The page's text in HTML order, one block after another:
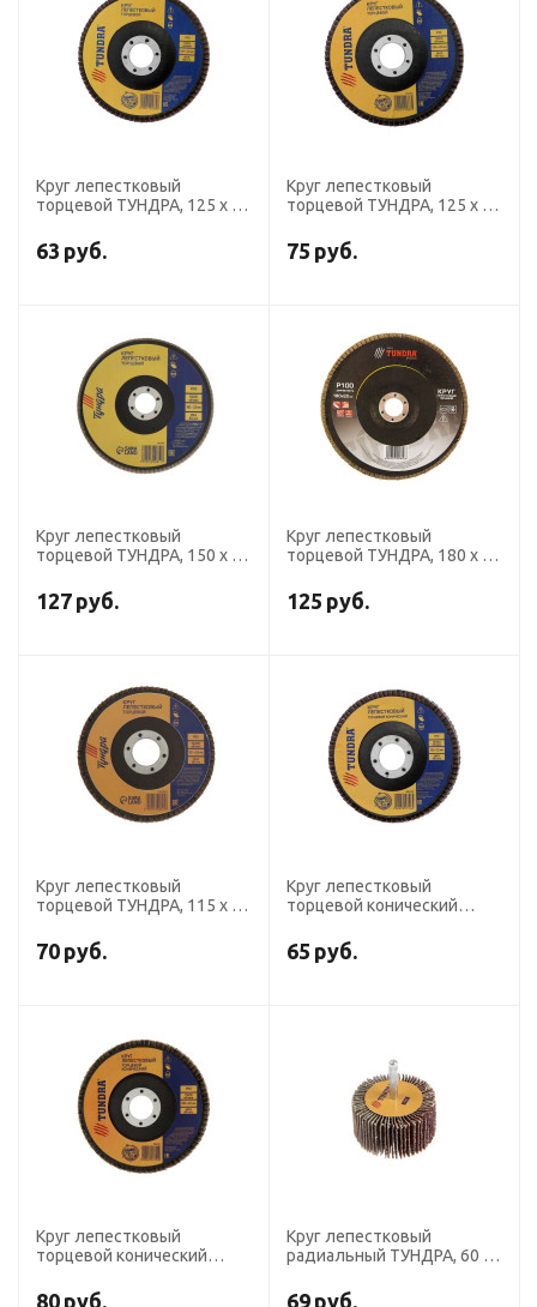
Круг лепестковый
торцевой ТУНДРА, 125 х 22
63 руб.
Круг лепестковый
торцевой ТУНДРА, 125 х 22
75 руб.
Круг лепестковый
торцевой ТУНДРА, 150 х 22
127 руб.
Круг лепестковый
торцевой ТУНДРА, 180 х 22
125 руб.
Круг лепестковый
торцевой ТУНДРА, 115 х 22
70 руб.
Круг лепестковый
торцевой конический
65 руб.
Круг лепестковый
торцевой конический
80 руб.
Круг лепестковый
радиальный ТУНДРА, 60 х
69 руб.